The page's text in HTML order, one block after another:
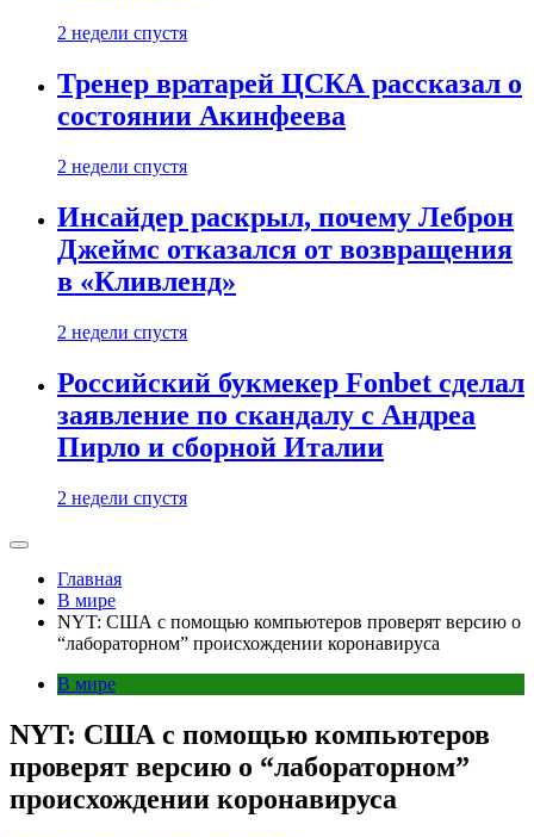
2 недели спустя
Тренер вратарей ЦСКА рассказал о
состоянии Акинфеева
2 недели спустя
Инсайдер раскрыл, почему Леброн
Джеймс отказался от возвращения
в «Кливленд»
2 недели спустя
Российский букмекер Fonbet сделал
заявление по скандалу с Андреа
Пирло и сборной Италии
2 недели спустя
Главная
В мире
NYT: США с помощью компьютеров проверят версию о
“лабораторном” происхождении коронавируса
В мире
NYT: США с помощью компьютеров
проверят версию о “лабораторном”
происхождении коронавируса